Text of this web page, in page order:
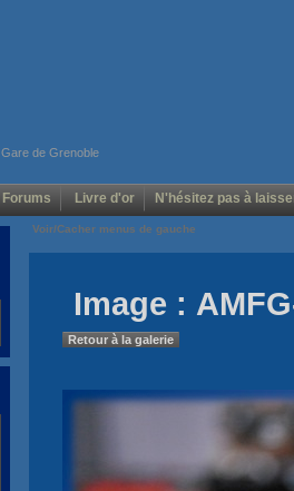
Gare de Grenoble
Forums Livre d'or N'hésitez pas à
Voir/Cacher menus de gauche
Image :
Retour à la galerie